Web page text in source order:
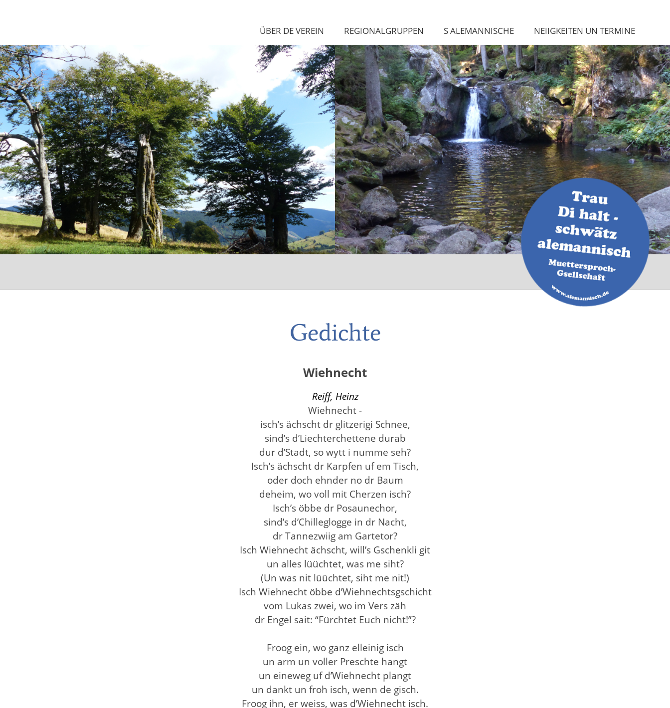
ÜBER DE VEREIN REGIONALGRUPPEN S ALEMANNISCHE NEIIGKEITEN UN TERMINE
Gedichte
Wiehnecht
Reiff, Heinz
Wiehnecht -
isch’s ächscht dr glitzerigi Schnee,
sind’s d’Liechterchettene durab
dur d’Stadt, so wytt i numme seh?
Isch’s ächscht dr Karpfen uf em Tisch,
oder doch ehnder no dr Baum
deheim, wo voll mit Cherzen isch?
Isch’s öbbe dr Posaunechor,
sind’s d’Chilleglogge in dr Nacht,
dr Tannezwiig am Gartetor?
Isch Wiehnecht ächscht, will’s Gschenkli git
un alles lüüchtet, was me siht?
(Un was nit lüüchtet, siht me nit!)
Isch Wiehnecht öbbe d’Wiehnechtsgschicht
vom Lukas zwei, wo im Vers zäh
dr Engel sait: “Fürchtet Euch nicht!”?
Froog ein, wo ganz elleinig isch
un arm un voller Preschte hangt
un eineweg uf d’Wiehnecht plangt
un dankt un froh isch, wenn de gisch.
Froog ihn, er weiss, was d’Wiehnecht isch.